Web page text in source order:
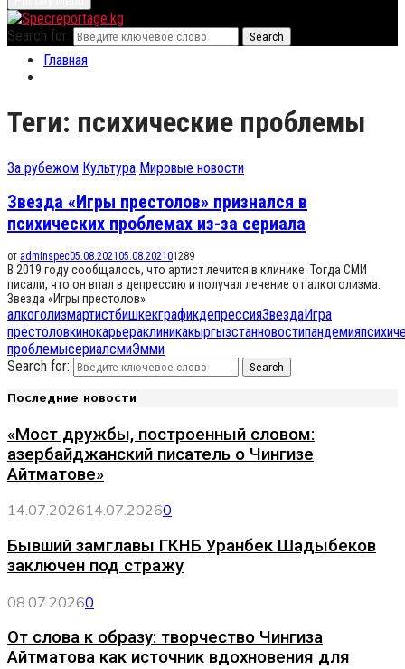
Search for: Search
Главная
Теги: психические проблемы
За рубежом Культура Мировые новости
Звезда «Игры престолов» признался в
психических проблемах из-за сериала
от adminspec05.08.202105.08.202101289
В 2019 году сообщалось, что артист лечится в клинике. Тогда СМИ
писали, что он впал в депрессию и получал лечение от алкоголизма.
Звезда «Игры престолов»
алкоголизмартистбишкекграфикдепрессияЗвездаИгра
престоловкинокарьераклиникакыргызстанновостипандемия
проблемысериалсмиЭмми
Search for:
Search
Последние новости
«Мост дружбы, построенный словом:
азербайджанский писатель о Чингизе
Айтматове»
14.07.202614.07.20260
Бывший замглавы ГКНБ Уранбек Шадыбеков
заключен под стражу
08.07.20260
От слова к образу: творчество Чингиза
Айтматова как источник вдохновения для